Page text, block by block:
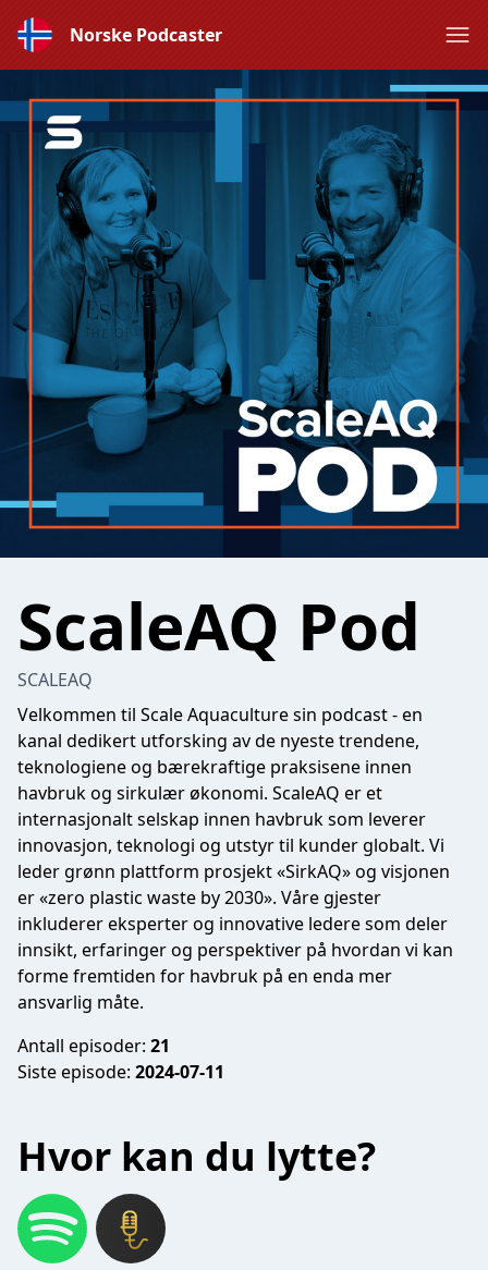
Norske Podcaster
ScaleAQ Pod
SCALEAQ
Velkommen til Scale Aquaculture sin podcast - en
kanal dedikert utforsking av de nyeste trendene,
teknologiene og bærekraftige praksisene innen
havbruk og sirkulær økonomi. ScaleAQ er et
internasjonalt selskap innen havbruk som leverer
innovasjon, teknologi og utstyr til kunder globalt. Vi
leder grønn plattform prosjekt «SirkAQ» og visjonen
er «zero plastic waste by 2030». Våre gjester
inkluderer eksperter og innovative ledere som deler
innsikt, erfaringer og perspektiver på hvordan vi kan
forme fremtiden for havbruk på en enda mer
ansvarlig måte.
Antall episoder: 21
Siste episode: 2024-07-11
Hvor kan du lytte?